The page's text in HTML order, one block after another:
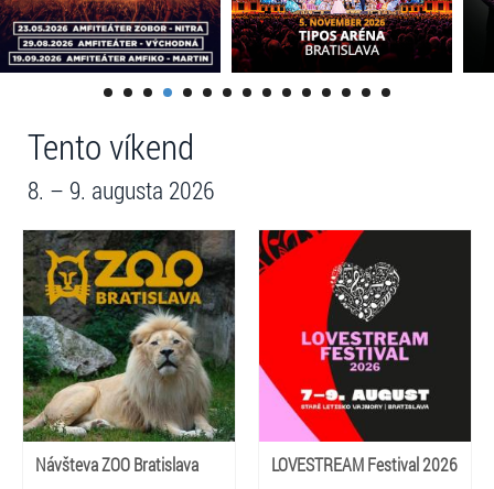
Tento víkend
8. – 9. augusta 2026
Návšteva ZOO Bratislava LOVESTREAM Festival 2026